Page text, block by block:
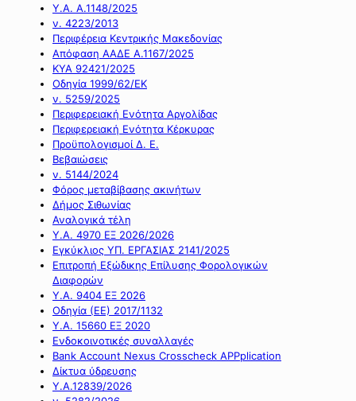
Υ.Α. Α.1148/2025
ν. 4223/2013
Περιφέρεια Κεντρικής Μακεδονίας
Απόφαση ΑΑΔΕ Α.1167/2025
ΚΥΑ 92421/2025
Οδηγία 1999/62/ΕΚ
ν. 5259/2025
Περιφερειακή Ενότητα Αργολίδας
Περιφερειακή Ενότητα Κέρκυρας
Προϋπολογισμοί Δ. Ε.
Βεβαιώσεις
ν. 5144/2024
Φόρος μεταβίβασης ακινήτων
Δήμος Σιθωνίας
Αναλογικά τέλη
Υ.Α. 4970 ΕΞ 2026/2026
Εγκύκλιος ΥΠ. ΕΡΓΑΣΙΑΣ 2141/2025
Επιτροπή Εξώδικης Επίλυσης Φορολογικών
Διαφορών
Υ.Α. 9404 ΕΞ 2026
Οδηγία (ΕΕ) 2017/1132
Υ.Α. 15660 ΕΞ 2020
Ενδοκοινοτικές συναλλαγές
Bank Account Nexus Crosscheck APPplication
Δίκτυα ύδρευσης
Υ.Α.12839/2026